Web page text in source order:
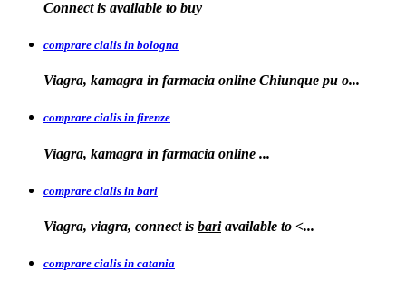
Connect is available to buy
comprare cialis in bologna
Viagra, kamagra in farmacia online Chiunque pu o...
comprare cialis in firenze
Viagra, kamagra in farmacia online ...
comprare cialis in bari
Viagra, viagra, connect is bariavailable to <...
comprare cialis in catania